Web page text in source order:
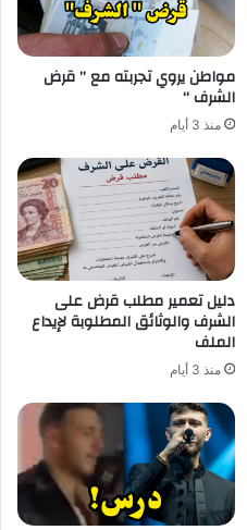
مواطن يروي تجربته مع ” قرض
الشرف “
منذ 3 أيام
دليل تعمير مطلب قرض على
الشرف والوثائق المطلوبة لإيداع
الملف
منذ 3 أيام